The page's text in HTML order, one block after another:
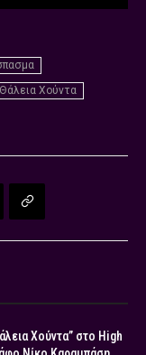
Χούντα
Χούντα” στο High